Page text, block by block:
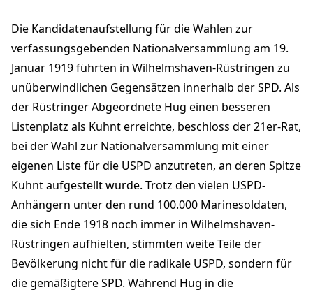
Die Kandidatenaufstellung für die Wahlen zur
verfassungsgebenden Nationalversammlung am 19.
Januar 1919 führten in Wilhelmshaven-Rüstringen zu
unüberwindlichen Gegensätzen innerhalb der SPD. Als
der Rüstringer Abgeordnete Hug einen besseren
Listenplatz als Kuhnt erreichte, beschloss der 21er-Rat,
bei der Wahl zur Nationalversammlung mit einer
eigenen Liste für die USPD anzutreten, an deren Spitze
Kuhnt aufgestellt wurde. Trotz den vielen USPD-
Anhängern unter den rund 100.000 Marinesoldaten,
die sich Ende 1918 noch immer in Wilhelmshaven-
Rüstringen aufhielten, stimmten weite Teile der
Bevölkerung nicht für die radikale USPD, sondern für
die gemäßigtere SPD. Während Hug in die